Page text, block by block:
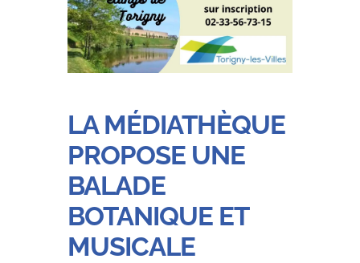
LA MÉDIATHÈQUE
PROPOSE UNE
BALADE
BOTANIQUE ET
MUSICALE